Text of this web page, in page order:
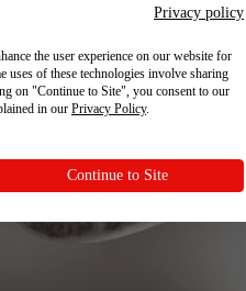
Privacy policy
the user experience on our website for
uses of these technologies involve sharing
on "Continue to Site", you consent to our
in our Privacy Policy.
Continue to Site